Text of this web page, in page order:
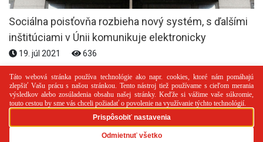
Sociálna poisťovňa rozbieha nový systém, s ďalšími
inštitúciami v Únii komunikuje elektronicky
19. júl 2021 636